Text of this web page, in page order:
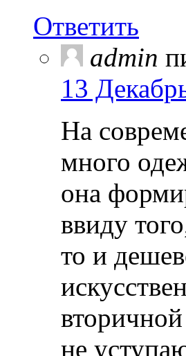
Ответить
admin
13
На
много
она
ввиду
то и
не